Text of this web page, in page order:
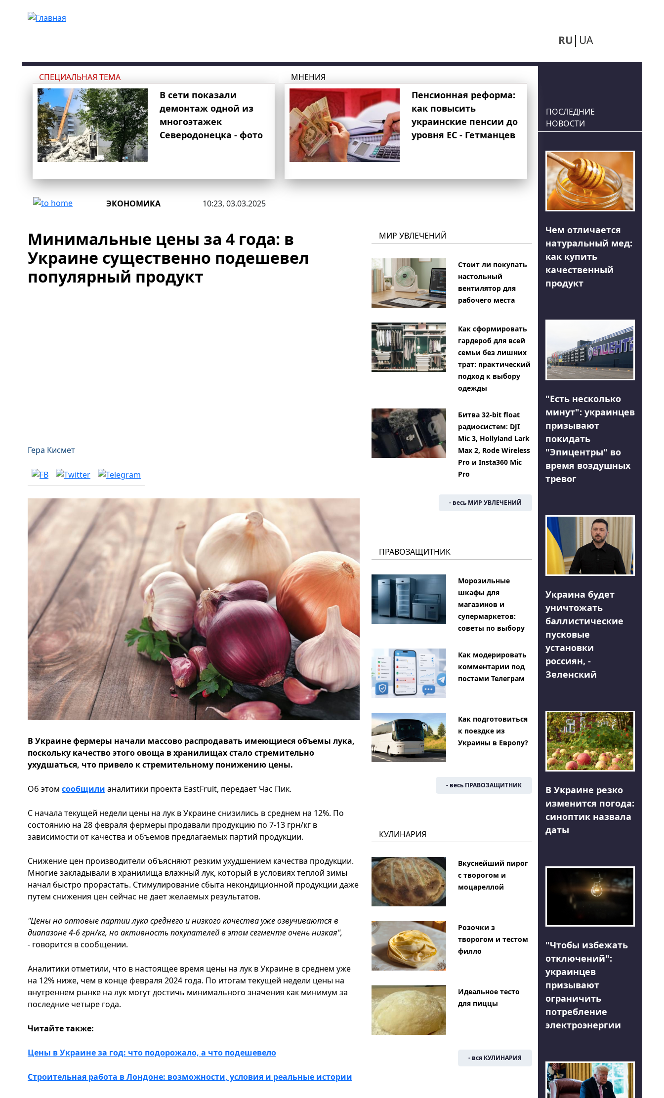
RU UA
СПЕЦИАЛЬНАЯ ТЕМА
В сети показали
демонтаж одной из
многоэтажек
Северодонецка - фото
МНЕНИЯ
Пенсионная реформа:
как повысить
украинские пенсии до
уровня ЕС - Гетманцев
ЭКОНОМИКА 10:23, 03.03.2025
Минимальные цены за 4 года: в
Украине существенно подешевел
популярный продукт
Гера Кисмет
В Украине фермеры начали массово распродавать имеющиеся объемы лука,
поскольку качество этого овоща в хранилищах стало стремительно
ухудшаться, что привело к стремительному понижению цены.
Об этом сообщили аналитики проекта EastFruit, передает Час Пик.
С начала текущей недели цены на лук в Украине снизились в среднем на 12%. По
состоянию на 28 февраля фермеры продавали продукцию по 7-13 грн/кг в
зависимости от качества и объемов предлагаемых партий продукции.
Снижение цен производители объясняют резким ухудшением качества продукции.
Многие закладывали в хранилища влажный лук, который в условиях теплой зимы
начал быстро прорастать. Стимулирование сбыта некондиционной продукции даже
путем снижения цен сейчас не дает желаемых результатов.
"Цены на оптовые партии лука среднего и низкого качества уже озвучиваются в
диапазоне 4-6 грн/кг, но активность покупателей в этом сегменте очень низкая",
- говорится в сообщении.
Аналитики отметили, что в настоящее время цены на лук в Украине в среднем уже
на 12% ниже, чем в конце февраля 2024 года. По итогам текущей недели цены на
внутреннем рынке на лук могут достичь минимального значения как минимум за
последние четыре года.
Читайте также:
Цены в Украине за год: что подорожало, а что подешевело
Строительная работа в Лондоне: возможности, условия и реальные истории
МИР УВЛЕЧЕНИЙ
Стоит ли покупать
настольный
вентилятор для
рабочего места
Как сформировать
гардероб для всей
семьи без лишних
трат: практический
подход к выбору
одежды
Битва 32-bit float
радиосистем: DJI
Mic 3, Hollyland Lark
Max 2, Rode Wireless
Pro и Insta360 Mic
Pro
- весь МИР УВЛЕЧЕНИЙ
ПРАВОЗАЩИТНИК
Морозильные
шкафы для
магазинов и
супермаркетов:
советы по выбору
Как модерировать
комментарии под
постами Телеграм
Как подготовиться
к поездке из
Украины в Европу?
- весь ПРАВОЗАЩИТНИК
КУЛИНАРИЯ
Вкуснейший пирог
с творогом и
моцареллой
Розочки з
творогом и тестом
филло
Идеальное тесто
для пиццы
- вся КУЛИНАРИЯ
ПОСЛЕДНИЕ
НОВОСТИ
Чем отличается
натуральный мед:
как купить
качественный
продукт
"Есть несколько
минут": украинцев
призывают
покидать
"Эпицентры" во
время воздушных
тревог
Украина будет
уничтожать
баллистические
пусковые
установки
россиян, -
Зеленский
В Украине резко
изменится погода:
синоптик назвала
даты
"Чтобы избежать
отключений":
украинцев
призывают
ограничить
потребление
электроэнергии